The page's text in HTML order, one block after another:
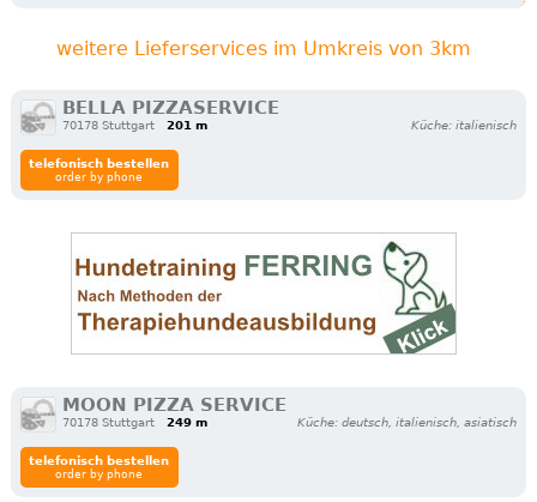
weitere Lieferservices im Umkreis von 3km
BELLA PIZZASERVICE
70178 Stuttgart 201 m Küche: italienisch
telefonisch bestellen
order by phone
MOON PIZZA SERVICE
70178 Stuttgart 249 m Küche: deutsch, italienisch, asiatisch
telefonisch bestellen
order by phone